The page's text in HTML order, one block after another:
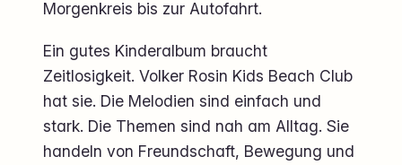
Morgenkreis bis zur Autofahrt.
Ein gutes Kinderalbum braucht
Zeitlosigkeit. Volker Rosin Kids Beach Club
hat sie. Die Melodien sind einfach und
stark. Die Themen sind nah am Alltag. Sie
handeln von Freundschaft, Bewegung und